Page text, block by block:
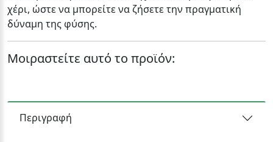
χέρι, ώστε να μπορείτε να ζήσετε την πραγματική
δύναμη της φύσης.
Μοιραστείτε αυτό το προϊόν:
Περιγραφή